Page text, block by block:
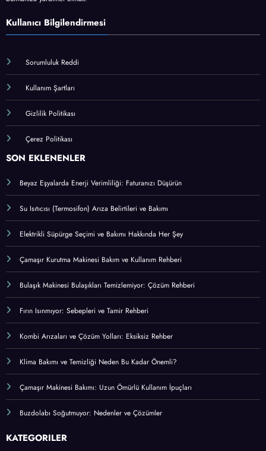
Kullanıcı Bilgilendirmesi
Sorumluluk Reddi
Kullanım Şartları
Gizlilik Politikası
Çerez Politikası
SON EKLENENLER
Beyaz Eşyalarda Enerji Verimliliği: Faturanızı Düşürün
Su Isıtıcısı (Termosifon) Arıza Belirtileri ve Bakımı
Elektrikli Süpürge Seçimi ve Bakımı Hakkında Her Şey
Çamaşır Kurutma Makinesi Bakım ve Kullanım Rehberi
Bulaşık Makinesi Bulaşıkları Temizlemiyor: Çözüm Rehberi
Fırın Isınmıyor: Sebepleri ve Tamir Rehberi
Kombi Arızaları ve Çözüm Yolları: Eksiksiz Rehber
Klima Bakımı ve Temizliği Neden Bu Kadar Önemli?
Çamaşır Makinesi Bakımı: Uzun Ömürlü Kullanım İpuçları
Buzdolabı Soğutmuyor: Nedenler ve Çözümler
KATEGORİLER